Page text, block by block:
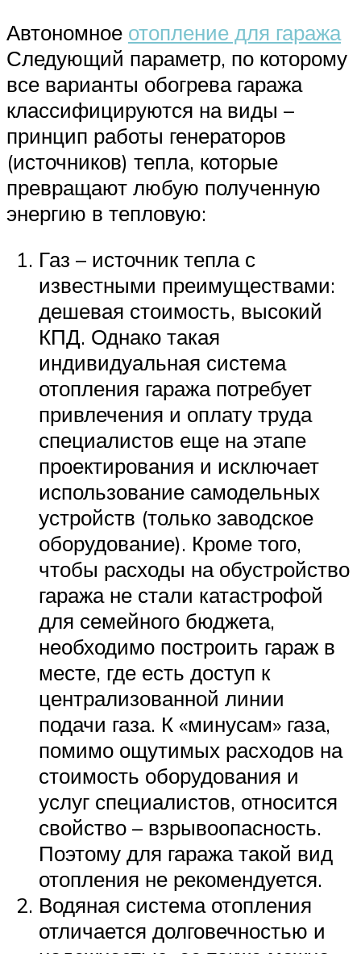
Автономное отопление для гаража
Следующий параметр, по которому
все варианты обогрева гаража
классифицируются на виды –
принцип работы генераторов
(источников) тепла, которые
превращают любую полученную
энергию в тепловую:
Газ – источник тепла с
известными преимуществами:
дешевая стоимость, высокий
КПД. Однако такая
индивидуальная система
отопления гаража потребует
привлечения и оплату труда
специалистов еще на этапе
проектирования и исключает
использование самодельных
устройств (только заводское
оборудование). Кроме того,
чтобы расходы на обустройство
гаража не стали катастрофой
для семейного бюджета,
необходимо построить гараж в
месте, где есть доступ к
централизованной линии
подачи газа. К «минусам» газа,
помимо ощутимых расходов на
стоимость оборудования и
услуг специалистов, относится
свойство – взрывоопасность.
Поэтому для гаража такой вид
отопления не рекомендуется.
Водяная система отопления
отличается долговечностью и